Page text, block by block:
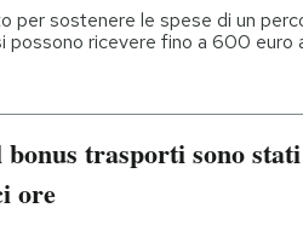
per sostenere le spese di un
possono ricevere fino a 600 euro
trasporti sono
ore